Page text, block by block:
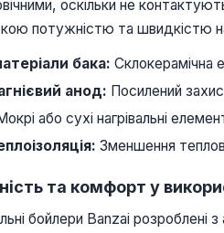
оскільки не
потужністю та швидкістю
бака: Склокерамічна
анод: Посилений
або сухі нагрівальні
Зменшення
та комфорт у
бойлери Banzai